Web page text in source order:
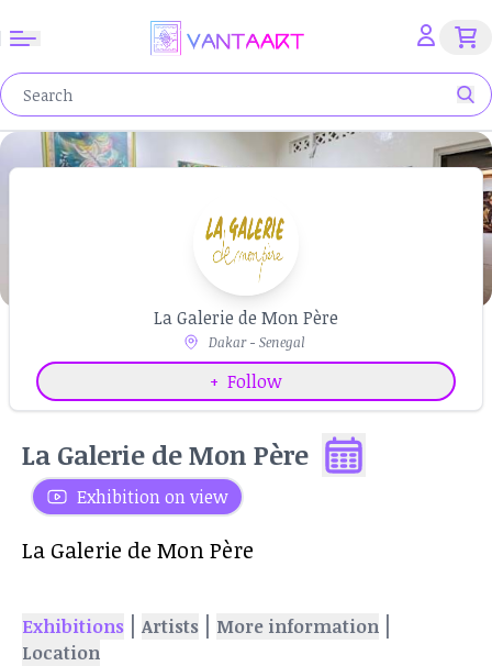
La Galerie de Mon Père
Dakar - Senegal
+ Follow
La Galerie de Mon Père
Exhibition on view
La Galerie de Mon Père
Exhibitions | Artists | More information |
Location